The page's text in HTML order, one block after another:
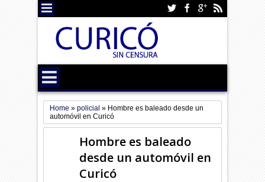
Home »policial » Hombre es baleado desde un
automóvil en Curicó
Hombre es baleado
desde un automóvil en
Curicó